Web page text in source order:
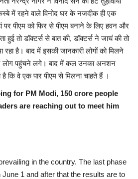
में रहने वाले विनोद घर के नजदीक ही एक
पीएम को फिर से पीएम बनाने के लिए हवन और
हुई तो डॉक्टर्स से बात की, डॉक्टर्स ने जाचं की तो
है। बाद में इसकी जानकारी लोगों को मिलने
लोग पहुंचने लगे। बाद में कल उनका अनशन
है कि वे एक पार पीएम से मिलना चाहते हैं ।
for PM Modi, 150 crore people
are reaching out to meet him
in the country. The last phase
1 and after that the results are to